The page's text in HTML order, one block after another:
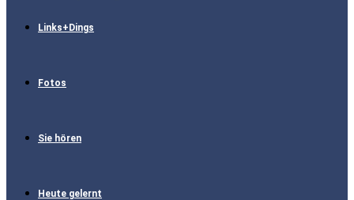
Links+Dings
Fotos
Sie hören
Heute gelernt